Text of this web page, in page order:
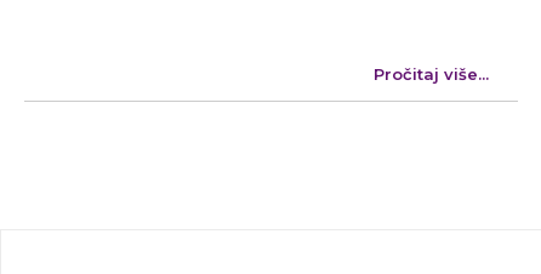
Pročitaj više...